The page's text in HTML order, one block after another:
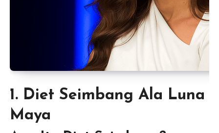
1. Diet Seimbang Ala Luna
Maya